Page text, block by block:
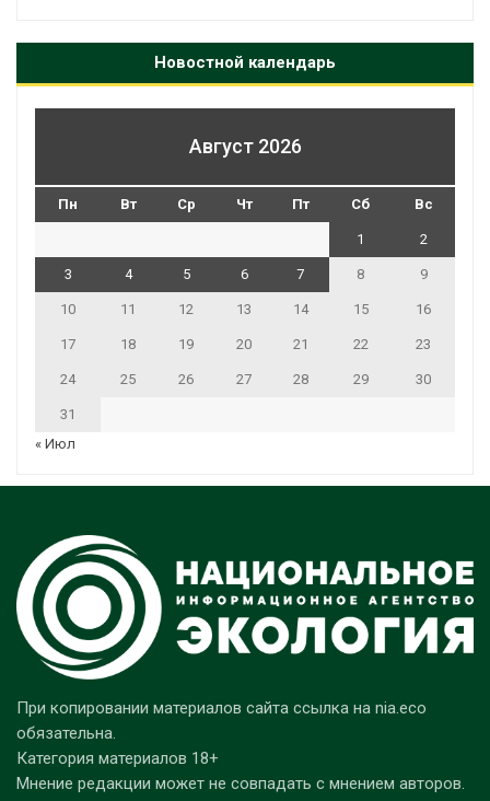
Новостной календарь
Август 2026
Пн Вт Ср Чт Пт Сб Вс
1 2
3 4 5 6 7 8 9
10 11 12 13 14 15 16
17 18 19 20 21 22 23
24 25 26 27 28 29 30
31
« Июл
При копировании материалов сайта ссылка на nia.eco
обязательна.
Категория материалов 18+
Мнение редакции может не совпадать с мнением авторов.